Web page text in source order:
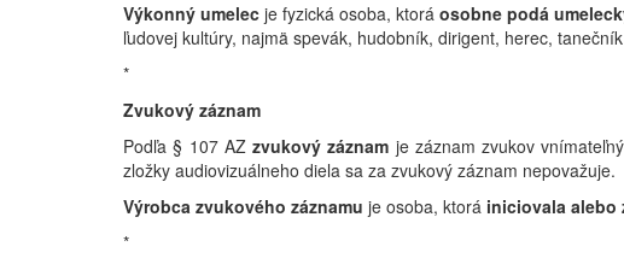
Výkonný umelec je fyzická osoba, ktorá osobne podá
ľudovej kultúry, najmä spevák, hudobník, dirigent, herec,
*
Zvukový záznam
Podľa § 107 AZzvukový záznam je záznam zvukov
zložky audiovizuálneho diela sa za zvukový záznam nepovažuje.
Výrobca zvukového záznamu je osoba, ktorá iniciovala alebo
*